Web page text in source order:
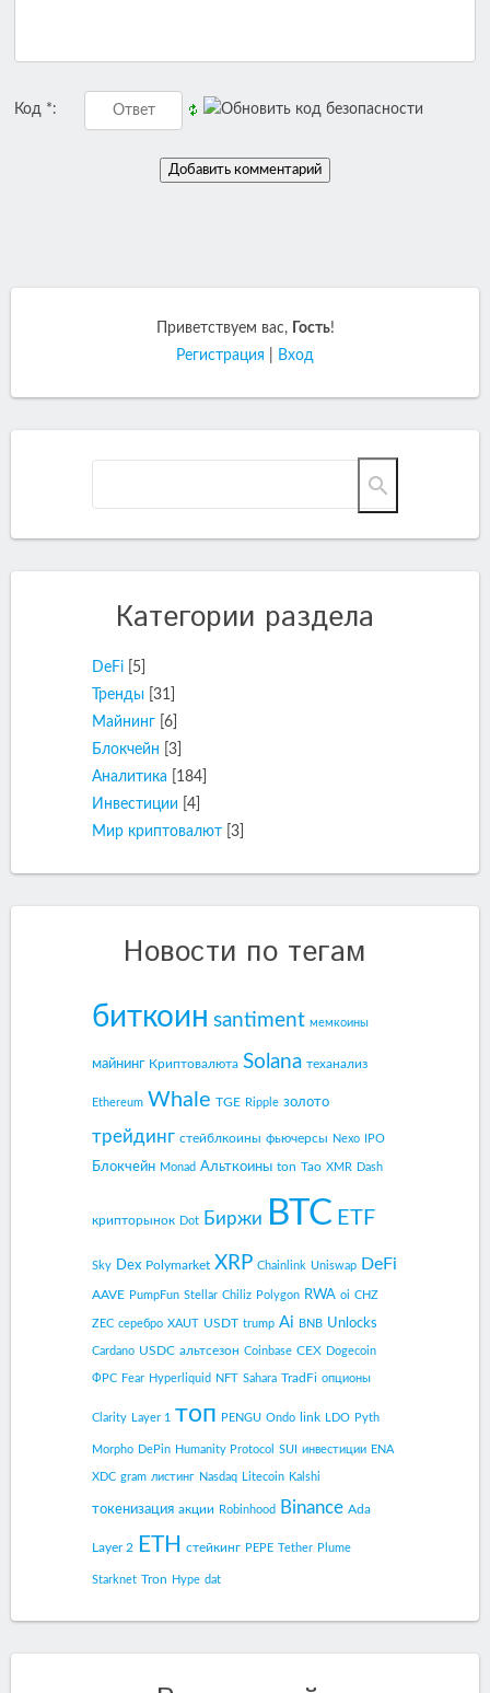
Код *:
Приветствуем вас, Гость!
Регистрация
Вход
Категории раздела
DeFi
[5]
Тренды [31]
Майнинг [6]
Блокчейн
[3]
Аналитика
[184]
Инвестиции
[4]
Мир криптовалют [3]
Новости по тегам
биткоин santiment мемкоины
майнинг Криптовалюта Solana теханализ
Ethereum Whale TGE Ripple золото
трейдинг стейблкоины фьючерсы Nexo IPO
Блокчейн Monad Альткоины ton Tao XMR Dash
крипторынок Dot Биржи BTC ETF
Sky Dex Polymarket XRP Chainlink Uniswap DeFi
AAVE PumpFun Stellar Chiliz Polygon RWA oi CHZ
ZEC серебро XAUT USDT trump Ai BNB Unlocks
Cardano USDC альтсезон Coinbase CEX Dogecoin
ФРС Fear Hyperliquid NFT Sahara TradFi опционы
Clarity Layer 1 топ PENGU Ondo link LDO Pyth
Morpho DePin Humanity Protocol SUI инвестиции ENA
XDC gram листинг Nasdaq Litecoin Kalshi
токенизация акции Robinhood Binance Ada
Layer 2 ETH стейкинг PEPE Tether Plume
Starknet Tron Hype dat